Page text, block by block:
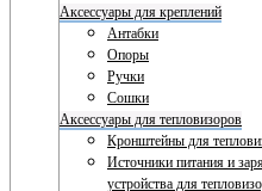
Аксессуары для креплений
Антабки
Опоры
Ручки
Сошки
Аксессуары для тепловизоров
Кронштейны для
Источники питания и
устройства для